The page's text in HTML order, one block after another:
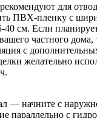
для
ПВХ-пленку с
см. Если
частного дома,
с
желательно
— начните с
параллельно с